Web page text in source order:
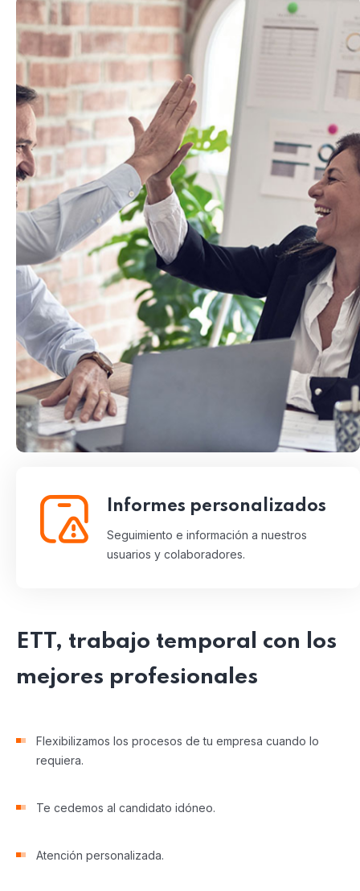
Informes personalizados
Seguimiento e información a nuestros
usuarios y colaboradores.
ETT, trabajo temporal con los
mejores profesionales
Flexibilizamos los procesos de tu empresa cuando lo
requiera.
Te cedemos al candidato idóneo.
Atención personalizada.